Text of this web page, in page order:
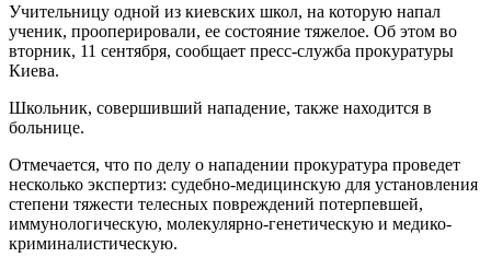
Учительницу одной из киевских школ, на которую напал
ученик, прооперировали, ее состояние тяжелое. Об этом во
вторник, 11 сентября, сообщает пресс-служба прокуратуры
Киева.
Школьник, совершивший нападение, также находится в
больнице.
Отмечается, что по делу о нападении прокуратура проведет
несколько экспертиз: судебно-медицинскую для установления
степени тяжести телесных повреждений потерпевшей,
иммунологическую, молекулярно-генетическую и медико-
криминалистическую.